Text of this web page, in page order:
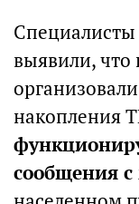
Специалисты
выявили, что
накопления
сообщения